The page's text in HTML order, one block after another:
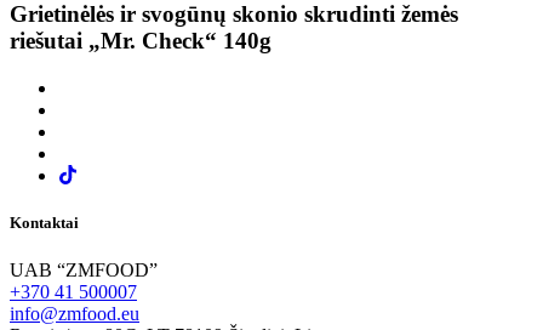
Grietinėlės ir svogūnų skonio skrudinti žemės
riešutai „Mr. Check“ 140g
Kontaktai
UAB “ZMFOOD”
+370 41 500007
info@zmfood.eu